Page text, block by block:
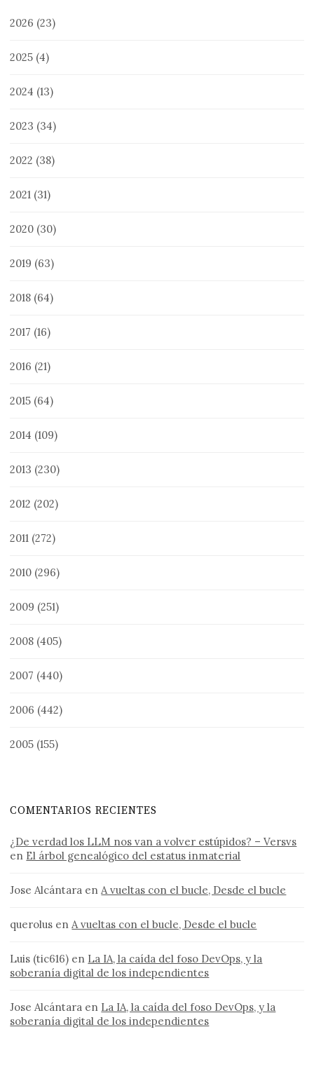
2026 (23)
2025 (4)
2024 (13)
2023 (34)
2022 (38)
2021 (31)
2020 (30)
2019 (63)
2018 (64)
2017 (16)
2016 (21)
2015 (64)
2014 (109)
2013 (230)
2012 (202)
2011 (272)
2010 (296)
2009 (251)
2008 (405)
2007 (440)
2006 (442)
2005 (155)
COMENTARIOS RECIENTES
¿De verdad los LLM nos van a volver estúpidos? – Versvs
en El árbol genealógico del estatus inmaterial
Jose Alcántara enA vueltas con el bucle, Desde el bucle
querolus enA vueltas con el bucle, Desde el bucle
Luis (tic616) en La IA, la caída del foso DevOps, y la
soberanía digital de los independientes
Jose Alcántara en La IA, la caída del foso DevOps, y la
soberanía digital de los independientes